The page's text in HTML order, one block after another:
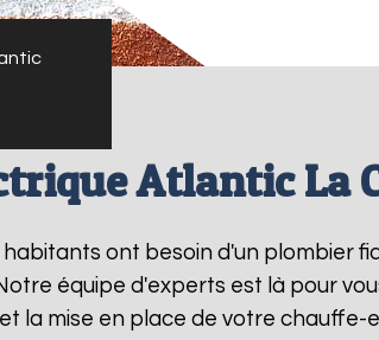
Atlantic La
habitants ont besoin d'un plombier
équipe d'experts est là pour
la mise en place de votre chauffe-